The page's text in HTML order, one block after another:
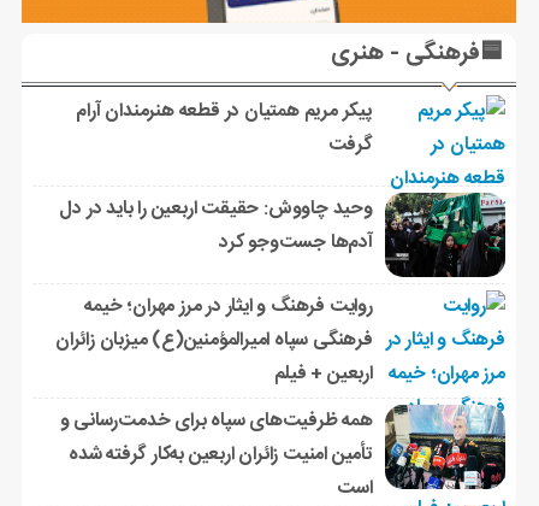
🟦فرهنگی - هنری
پیکر مریم همتیان در قطعه هنرمندان آرام
گرفت
وحید چاووش: حقیقت اربعین را باید در دل
آدم‌ها جست‌وجو کرد
روایت فرهنگ و ایثار در مرز مهران؛ خیمه
فرهنگی سپاه امیرالمؤمنین(ع) میزبان زائران
اربعین + فیلم
همه ظرفیت‌های سپاه برای خدمت‌رسانی و
تأمین امنیت زائران اربعین به‌کار گرفته شده
است